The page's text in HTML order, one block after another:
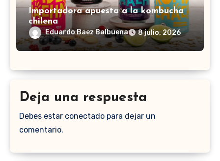
Importadora apuesta a la kombucha
chilena
Eduardo Baez Balbuena 8 julio, 2026
Deja una respuesta
Debes estar conectado para dejar un
comentario.